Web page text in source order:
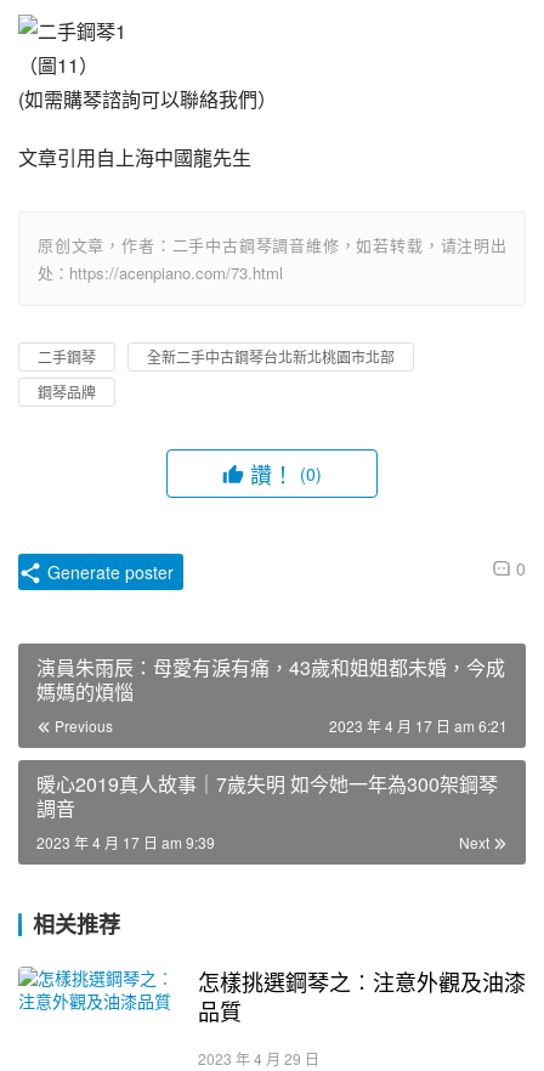
（圖11）
(如需購琴諮詢可以聯絡我們）
文章引用自上海中國龍先生
原创文章，作者：二手中古鋼琴調音維修，如若转载，请注明出
处：https://acenpiano.com/73.html
二手鋼琴
全新二手中古鋼琴台北新北桃園市北部
鋼琴品牌
讚！ (0)
0
Generate poster
演員朱雨辰：母愛有淚有痛，43歲和姐姐都未婚，今成
媽媽的煩惱
Previous 2023 年 4 月 17 日 am 6:21
暖心2019真人故事｜7歲失明 如今她一年為300架鋼琴
調音
Next
2023 年 4 月 17 日 am 9:39
相关推荐
怎樣挑選鋼琴之︰注意外觀及油漆
品質
2023 年 4 月 29 日